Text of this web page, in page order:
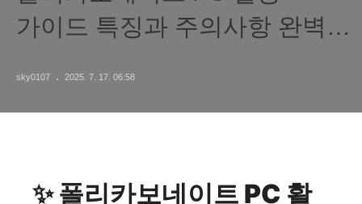
가이드 특징과 주의사항 완벽
sky0107 2025. 7. 17. 06:58
✨ 폴리카보네이트 PC 활